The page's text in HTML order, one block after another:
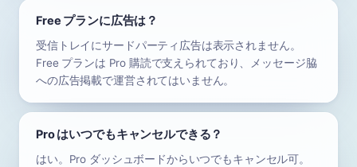
Free プランに広告は？
受信トレイにサードパーティ広告は表示されません。
Free プランは Pro 購読で支えられており、メッセージ脇
への広告掲載で運営されてはいません。
Pro はいつでもキャンセルできる？
はい。Pro ダッシュボードからいつでもキャンセル可。